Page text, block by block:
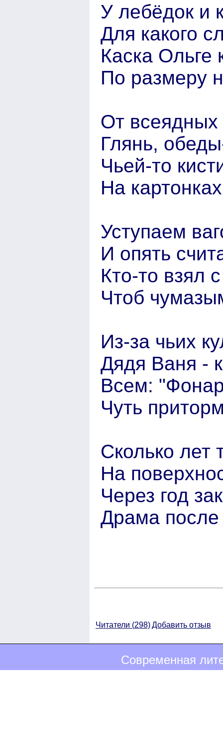
У лебёдок и
Для какого
Каска Ольге
По размеру
От всеядных
Глянь,
Чьей-то
На
Уступаем
И опять
Кто-то взял
Чтоб
Из-за чьих
Дядя Ваня -
Всем:
Чуть
Сколько лет
На
Через год
Драма
Читатели (298)Добавить отзыв
Современная